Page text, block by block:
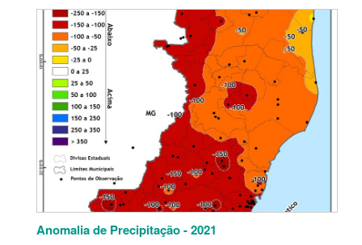
Anomalia de Precipitação - 2021